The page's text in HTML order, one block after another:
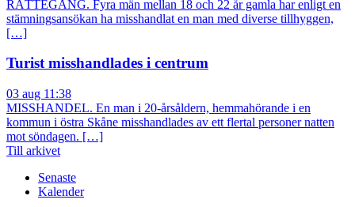
RÄTTEGÅNG. Fyra män mellan 18 och 22 år gamla har enligt en
stämningsansökan ha misshandlat en man med diverse tillhyggen,
[…]
Turist misshandlades i centrum
03 aug 11:38
MISSHANDEL. En man i 20-årsåldern, hemmahörande i en
kommun i östra Skåne misshandlades av ett flertal personer natten
mot söndagen. […]
Till arkivet
Senaste
Kalender